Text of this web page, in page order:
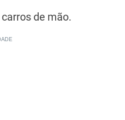
de mão.